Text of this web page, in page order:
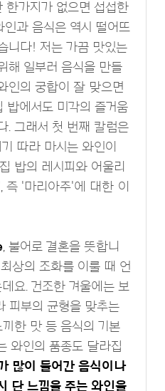
한가지가 없으면 섭섭한
과 음식은 역시 떨어뜨
니다! 저는 가끔 맛있는
해 일부러 음식을 만들
인의 궁합이 잘 맞으면
밥에서도 미각의 즐거움
. 그래서 첫 번째 칼럼은
따라 마시는 와인이
밥의 레시피와 어울리
즉 '마리아주'에 대한 이
, 불어로 결혼을 뜻합니
상의 조화를 이룰 때 언
요. 건조한 겨울에는 보
피부의 균형을 맞추는
끼한 맛 등 음식의 기본
와인의 품종도 달라집
많이 들어간 음식이나
단 느낌을 주는 와인을